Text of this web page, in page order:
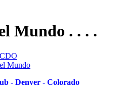
Mundo . . . .
Mundo
- Denver - Colorado